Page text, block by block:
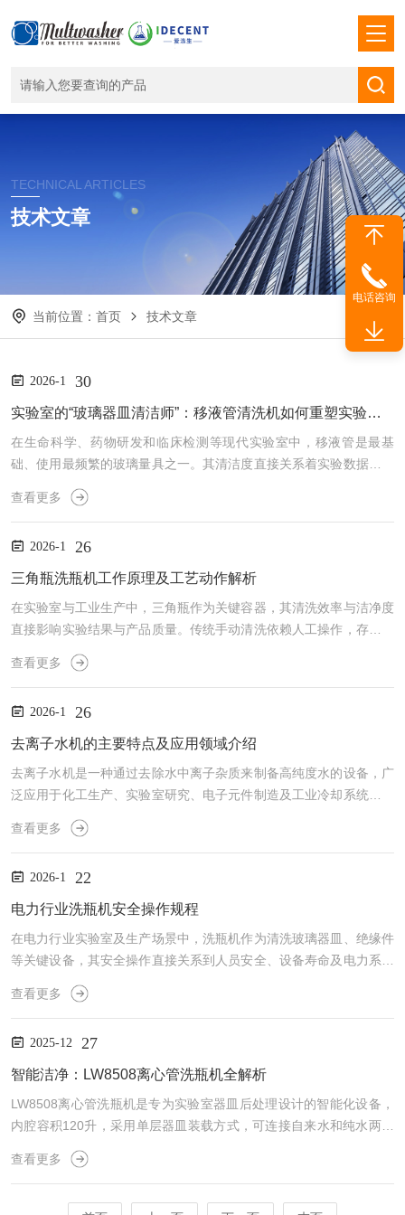
TECHNICAL ARTICLES
技术文章
当前位置： 首页 技术文章
2026-1 30
实验室的“玻璃器皿清洁师”：移液管清洗机如何重塑实验基础环节
在生命科学、药物研发和临床检测等现代实验室中，移液管是最基
础、使用最频繁的玻璃量具之一。其清洁度直接关系着实验数据的准
确性——任何微量的残留污染物都可能导致整个实验失败。长期以
来，繁琐、低效且标准不一的人工清洗，已成为制约实验室效率与质
复性劳动中解放出来，以标准化、智能化的方式，重塑实验准备工作
的质量基石。工作原理：自动化流程的精密设计现代移液管清洗机通
键步...
查看更多
2026-1 26
三角瓶洗瓶机工作原理及工艺动作解析
在实验室与工业生产中，三角瓶作为关键容器，其清洗效率与洁净度
直接影响实验结果与产品质量。传统手动清洗依赖人工操作，存在效
率低、洁净度不稳定等问题。现代三角瓶洗瓶机通过集成机械、流体
与热力学技术，实现了自动化、标准化清洗流程。本文从工作原理与
多物理场协同作用三角瓶洗瓶机的清洗效能源于机械力、化学力与热
力的协同作用，其核心机制可归纳为以下三点：1.机械冲刷与空化效
查看更多
2026-1 26
去离子水机的主要特点及应用领域介绍
去离子水机是一种通过去除水中离子杂质来制备高纯度水的设备，广
泛应用于化工生产、实验室研究、电子元件制造及工业冷却系统等领
域。去离子水机主要利用离子交换树脂的吸附和交换作用去除水中的
离子杂质。主要特点多级预处理：去离子水机通常采用多级预处理系
有机物等杂质，保护离子交换树脂的使用寿命和效果。有效去除离
子：通过离子交换树脂的吸附和交换作用，以及可能的电渗析、反渗
水...
查看更多
2026-1 22
电力行业洗瓶机安全操作规程
在电力行业实验室及生产场景中，洗瓶机作为清洗玻璃器皿、绝缘件
等关键设备，其安全操作直接关系到人员安全、设备寿命及电力系统
的稳定性。本文结合电力行业特性，系统梳理洗瓶机安全操作的核心
规范。一、操作前准备：双重检查确保安全1.设备状态检查确认洗瓶
露，接地线连接牢固。检查喷淋臂、载物篮架是否完好，喷嘴无堵
塞。电力行业常用绝缘油清洗，若喷嘴堵塞可能导致高压油喷溅，引
查看更多
2025-12 27
智能洁净：LW8508离心管洗瓶机全解析
LW8508离心管洗瓶机是专为实验室器皿后处理设计的智能化设备，
内腔容积120升，采用单层器皿装载方式，可连接自来水和纯水两种
水源，满足实验室小批量器皿的清洗需求。该设备配备7寸LED彩色
显示屏和玻璃触摸屏，操作便捷，配有坚固的下拉式玻璃窗门，可在
查看更多
电话咨询